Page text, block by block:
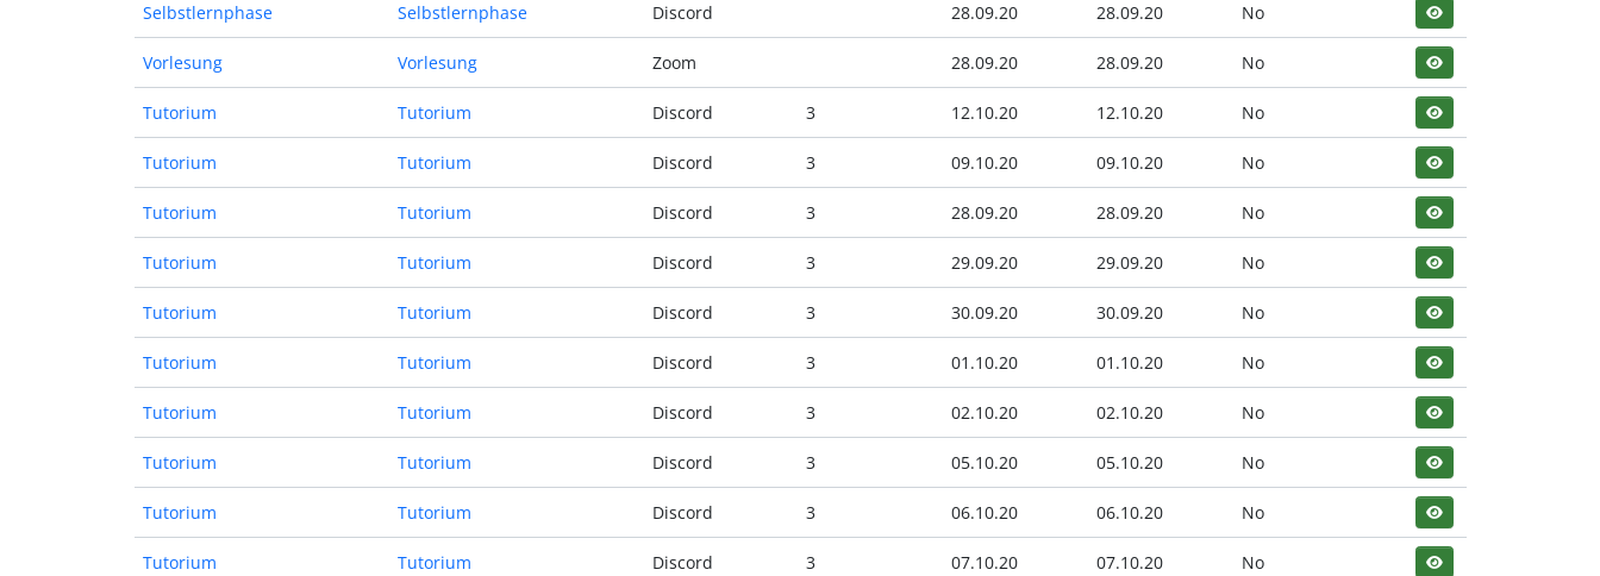
Selbstlernphase Selbstlernphase Discord 28.09.20 28.09.20 No
Vorlesung Vorlesung Zoom 28.09.20 28.09.20 No
Tutorium Tutorium Discord 3 12.10.20 12.10.20 No
Tutorium Tutorium Discord 3 09.10.20 09.10.20 No
Tutorium Tutorium Discord 3 28.09.20 28.09.20 No
Tutorium Tutorium Discord 3 29.09.20 29.09.20 No
Tutorium Tutorium Discord 3 30.09.20 30.09.20 No
Tutorium Tutorium Discord 3 01.10.20 01.10.20 No
Tutorium Tutorium Discord 3 02.10.20 02.10.20 No
Tutorium Tutorium Discord 3 05.10.20 05.10.20 No
Tutorium Tutorium Discord 3 06.10.20 06.10.20 No
Tutorium Tutorium Discord 3 07.10.20 07.10.20 No